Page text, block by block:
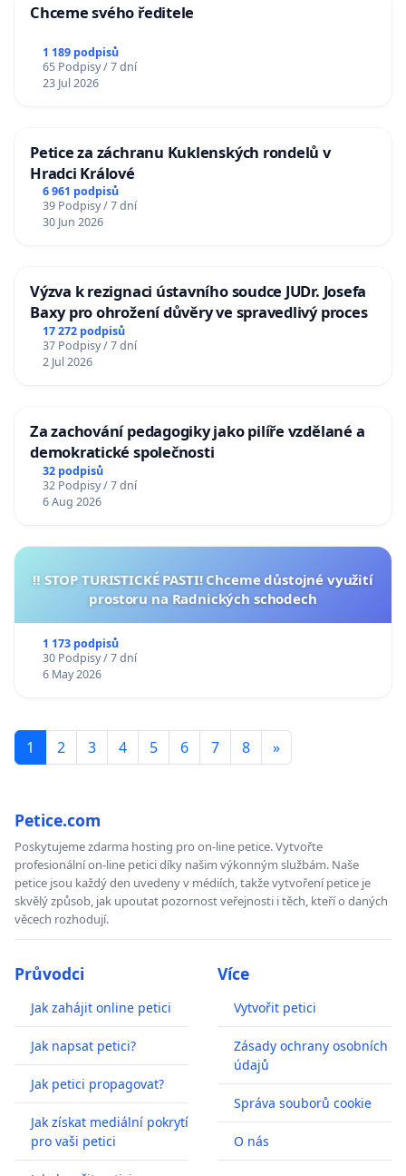
Chceme svého ředitele
1 189 podpisů
65 Podpisy / 7 dní
23 Jul 2026
Petice za záchranu Kuklenských rondelů v
Hradci Králové
6 961 podpisů
39 Podpisy / 7 dní
30 Jun 2026
Výzva k rezignaci ústavního soudce JUDr. Josefa
Baxy pro ohrožení důvěry ve spravedlivý proces
17 272 podpisů
37 Podpisy / 7 dní
2 Jul 2026
Za zachování pedagogiky jako pilíře vzdělané a
demokratické společnosti
32 podpisů
32 Podpisy / 7 dní
6 Aug 2026
‼️ STOP TURISTICKÉ PASTI! Chceme důstojné využití
prostoru na Radnických schodech
1 173 podpisů
30 Podpisy / 7 dní
6 May 2026
1 2 3 4 5 6 7 8 »
Petice.com
Poskytujeme zdarma hosting pro on-line petice. Vytvořte
profesionální on-line petici díky našim výkonným službám. Naše
petice jsou každý den uvedeny v médiích, takže vytvoření petice je
skvělý způsob, jak upoutat pozornost veřejnosti i těch, kteří o daných
věcech rozhodují.
Průvodci
Jak zahájit online petici
Jak napsat petici?
Jak petici propagovat?
Jak získat mediální pokrytí
pro vaši petici
Více
Vytvořit petici
Zásady ochrany osobních
údajů
Správa souborů cookie
O nás